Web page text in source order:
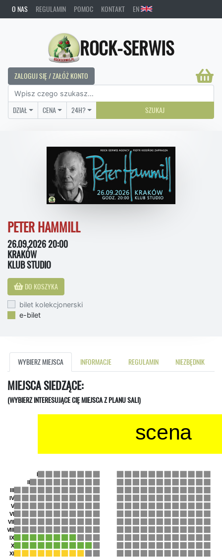
O NAS REGULAMIN POMOC KONTAKT EN
ROCK-SERWIS
ZALOGUJ SIĘ / ZAŁÓŻ KONTO
DZIAŁ CENA 24H? SZUKAJ
PETER HAMMILL
26.09.2026 20:00
KRAKÓW
KLUB STUDIO
DO KOSZYKA
bilet kolekcjonerski
e-bilet
WYBIERZ MIEJSCA INFORMACJE REGULAMIN NIEZBĘDNIK
MIEJSCA SIEDZĄCE:
(WYBIERZ INTERESUJĄCE CIĘ MIEJSCA Z PLANU SALI)